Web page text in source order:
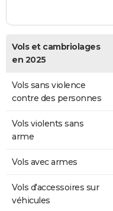
Vols et cambriolages
en 2025
Vols sans violence
contre des personnes
Vols violents sans
arme
Vols avec armes
Vols d'accessoires sur
véhicules